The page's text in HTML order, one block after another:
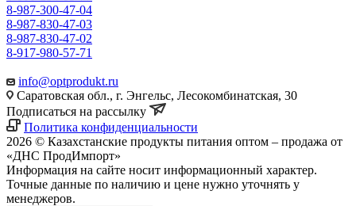
8-987-300-47-04
8-987-830-47-03
8-987-830-47-02
8-917-980-57-71
info@optprodukt.ru
Саратовская обл., г. Энгельс, Лесокомбинатская, 30
Подписаться на рассылку
Политика конфиденциальности
2026 © Казахстанские продукты питания оптом – продажа от
«ДНС ПродИмпорт»
Информация на сайте носит информационный характер.
Точные данные по наличию и цене нужно уточнять у
менеджеров.